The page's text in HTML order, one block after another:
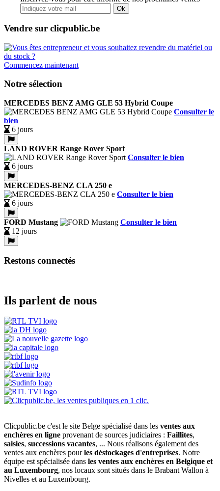
Ok
Vendre sur clicpublic.be
Commencez maintenant
Notre sélection
MERCEDES BENZ AMG GLE 53 Hybrid Coupe
Consulter le
bien
6 jours
LAND ROVER Range Rover Sport
Consulter le bien
6 jours
MERCEDES-BENZ CLA 250 e
Consulter le bien
6 jours
FORD Mustang
Consulter le bien
12 jours
Restons connectés
Ils parlent de nous
Clicpublic.be c'est le site Belge spécialisé dans les ventes aux
enchères en ligne provenant de sources judiciaires : Faillites,
saisies, successions vacantes, ... Nous réalisons également des
ventes aux enchères pourles déstockages d'entreprises. Notre
équipe est spécialisée dans les ventes aux enchères en Belgique et
au Luxembourg, nos locaux sont situés dans le Brabant Wallon à
Nivelles et au Luxembourg.